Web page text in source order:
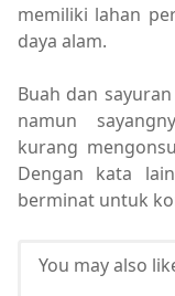
memiliki lahan
daya alam.
Buah dan
namun
kurang
Dengan kata
berminat untuk
You may also